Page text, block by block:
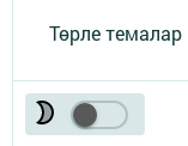
Төрле темалар